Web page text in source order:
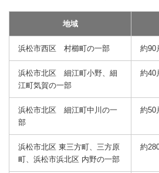
地域
浜松市西区 村櫛町の一部 約90
浜松市北区 細江町小野、細
江町気賀の一部
約40
浜松市北区 細江町中川の一
部
約50
浜松市北区 東三方町、三方原
町、浜松市浜北区 内野の一部
約